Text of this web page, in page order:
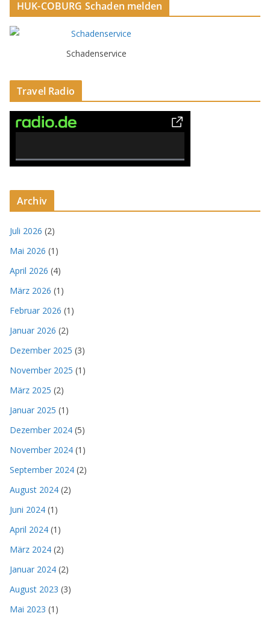
HUK-COBURG Schaden melden
Schadenservice
Travel Radio
0% Complete
Archiv
Juli 2026 (2)
Mai 2026 (1)
April 2026 (4)
März 2026 (1)
Februar 2026 (1)
Januar 2026 (2)
Dezember 2025 (3)
November 2025 (1)
März 2025 (2)
Januar 2025 (1)
Dezember 2024 (5)
November 2024 (1)
September 2024 (2)
August 2024 (2)
Juni 2024 (1)
April 2024 (1)
März 2024 (2)
Januar 2024 (2)
August 2023 (3)
Mai 2023 (1)